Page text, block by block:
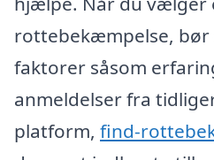
rottebekæmpelse, bør
faktorer såsom
anmeldelser fra
platform, find-